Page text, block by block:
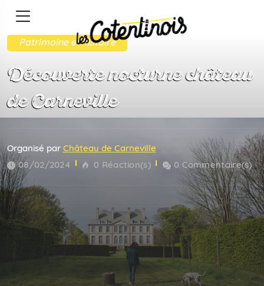
Patrimoine et histoire
Découverte nocturne château
de Carneville
Organisé par Château de Carneville
08/02/2024
0 Réaction(s) 0 Commentaire(s)